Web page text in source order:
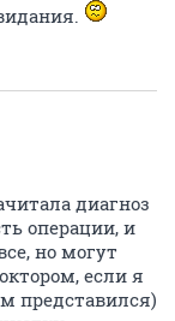
диагноз
операции, и
но могут
если я
представился)